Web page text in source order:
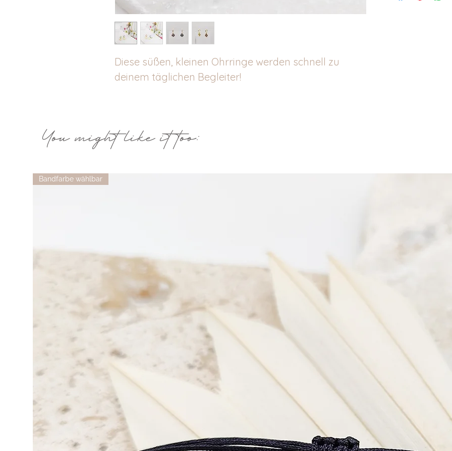
Diese süßen, kleinen Ohrringe werden schnell zu
deinem täglichen Begleiter!
You might like it too:
Bandfarbe wählbar